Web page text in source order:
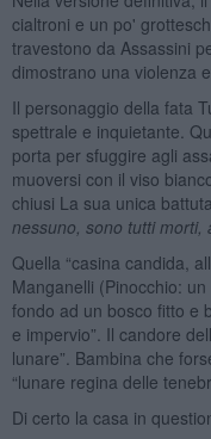
cialtroni e un po'
travestono da Assassini
dimostrano una violenza
Il personaggio della fata
spettrale e inquietante.
porta per sfuggire agli
muoversi con il viso
chiusi La sua unica
nessuno, sono tutti morti,
Quella “casina candida,
Manganelli (Pinocchio:
fondo ad un bosco fitto e
e impervio”. Il candore
lunare”. Bambina che
“lunare regina delle
Di certo la casa in